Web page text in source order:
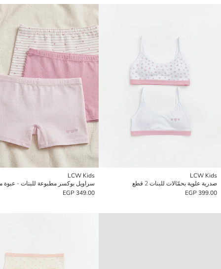
LCW Kids
صدرية علوية بحمّالات للبنات 2 قطع
399.00 EGP
LCW Kids
349.00 EGP